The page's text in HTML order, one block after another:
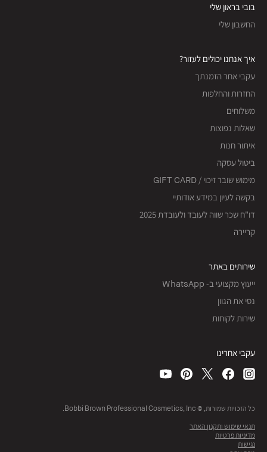
בובי בראון שלי
החשבון שלי
איך אנחנו יכולים לעזור?
עקבי אחר הזמנתך
החזרות והחלפות
משלוחים
שאלות נפוצות
איתור חנות
ביטול עסקה
מימוש שובר זיכוי / GIFT CARD
בקשה לעיון במידע אודותיי
דו"ח שכר שווה לעובד ולעובדת 2025
קריירה
שירותים באתר
ייעוץ מקצועי ב- WhatsApp
נסי את הגוון
שירות לקוחות
עקבי אחרינו
כל הזכויות שמורות, © Bobbi Brown Professional Cosmetics, Inc.
תנאי שימוש ותקנון האתר
מדיניות פרטיות
נגישות